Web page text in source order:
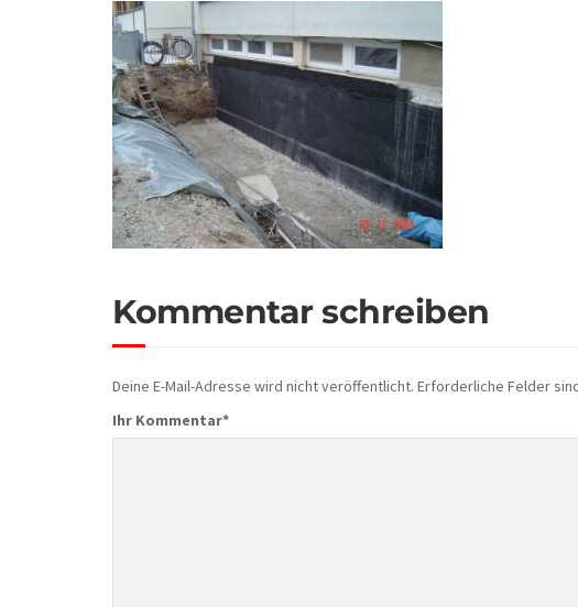
Kommentar schreiben
Deine E-Mail-Adresse wird nicht veröffentlicht. Erforderliche Felder
Ihr Kommentar*